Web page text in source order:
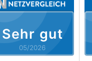
Sehr gut
05/2026